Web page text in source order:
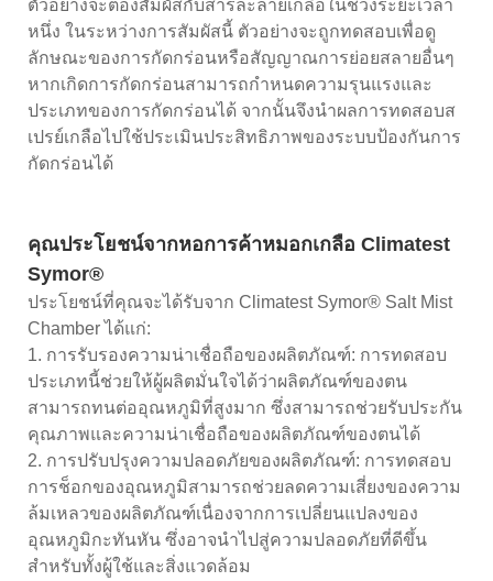
ตัวอย่างจะต้องสัมผัสกับสารละลายเกลือในช่วงระยะเวลา
หนึ่ง ในระหว่างการสัมผัสนี้ ตัวอย่างจะถูกทดสอบเพื่อดู
ลักษณะของการกัดกร่อนหรือสัญญาณการย่อยสลายอื่นๆ
หากเกิดการกัดกร่อนสามารถกำหนดความรุนแรงและ
ประเภทของการกัดกร่อนได้ จากนั้นจึงนำผลการทดสอบส
เปรย์เกลือไปใช้ประเมินประสิทธิภาพของระบบป้องกันการ
กัดกร่อนได้
คุณประโยชน์จากหอการค้าหมอกเกลือ Climatest
Symor®
ประโยชน์ที่คุณจะได้รับจาก Climatest Symor® Salt Mist
Chamber ได้แก่:
1. การรับรองความน่าเชื่อถือของผลิตภัณฑ์: การทดสอบ
ประเภทนี้ช่วยให้ผู้ผลิตมั่นใจได้ว่าผลิตภัณฑ์ของตน
สามารถทนต่ออุณหภูมิที่สูงมาก ซึ่งสามารถช่วยรับประกัน
คุณภาพและความน่าเชื่อถือของผลิตภัณฑ์ของตนได้
2. การปรับปรุงความปลอดภัยของผลิตภัณฑ์: การทดสอบ
การช็อกของอุณหภูมิสามารถช่วยลดความเสี่ยงของความ
ล้มเหลวของผลิตภัณฑ์เนื่องจากการเปลี่ยนแปลงของ
อุณหภูมิกะทันหัน ซึ่งอาจนำไปสู่ความปลอดภัยที่ดีขึ้น
สำหรับทั้งผู้ใช้และสิ่งแวดล้อม